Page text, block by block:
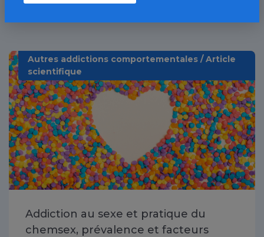
Autres addictions comportementales / Article
scientifique
Addiction au sexe et pratique du
chemsex, prévalence et facteurs